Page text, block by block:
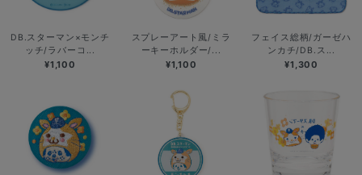
DB.スターマン×モンチ
ッチ/ラバーコ...
¥1,100
スプレーアート風/ミラ
ーキーホルダー/...
¥1,100
フェイス総柄/ガーゼハ
ンカチ/DB.ス...
¥1,300